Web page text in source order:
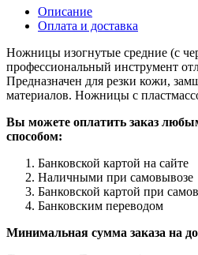
Описание
Оплата и доставка
Ножницы изогнутые средние (с
профессиональный инструмент
Предназначен для резки кожи,
материалов. Ножницы с
Вы можете оплатить заказ
способом:
Банковской картой на сайте
Наличными при самовывозе
Банковской картой при
Банковским переводом
Минимальная сумма заказа на